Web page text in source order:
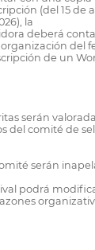
(del 15 de
la
deberá
del
de un
serán
del comité de
serán
podrá